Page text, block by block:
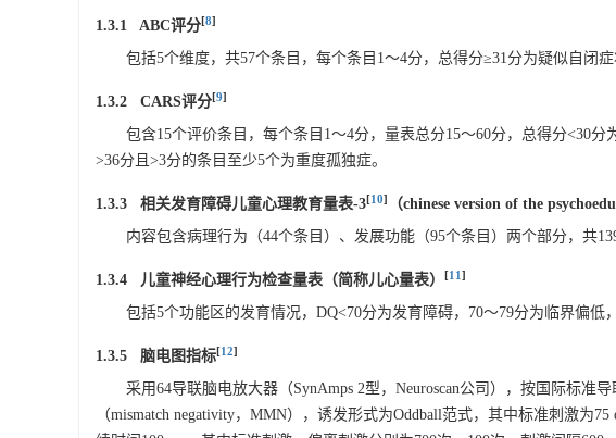
1.3.1 ABC评分[8]
包括5个维度，共57个条目，每个条目1～4分，总得分≥31分为疑似自闭症
1.3.2 CARS评分[9]
包含15个评价条目，每个条目1～4分，量表总分15～60分，总得分<30分
>36分且>3分的条目至少5个为重度孤独症。
1.3.3 相关发育障碍儿童心理教育量表-3[10]
（chinese version of the
内容包含病理行为（44个条目）、发展功能（95个条目）两个部分，共
1.3.4 儿童神经心理行为检查量表（简称儿心量表） [11 ]
包括5个功能区的发育情况，DQ<70分为发育障碍，70～79分为临界偏低
1.3.5 脑电图指标[12]
采用64导联脑电放大器（SynAmps 2型，Neuroscan公司），按国际标准
（mismatch negativity，MMN），诱发形式为Oddball范式，其中标准刺激为75